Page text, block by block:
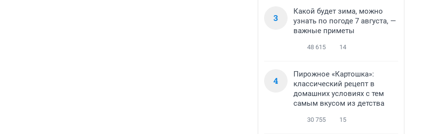
3
Какой будет зима, можно
узнать по погоде 7 августа, —
важные приметы
48 615 14
4
Пирожное «Картошка»:
классический рецепт в
домашних условиях с тем
самым вкусом из детства
30 755 15